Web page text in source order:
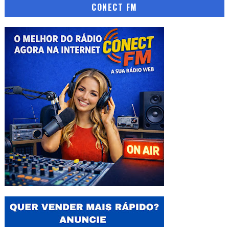
CONECT FM